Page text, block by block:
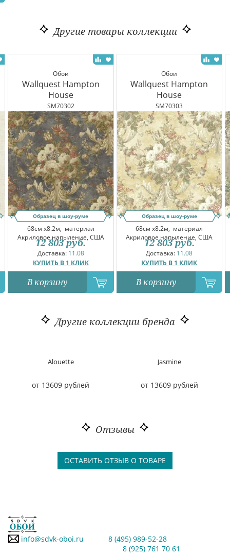
Другие товары коллекции
Обои
Wallquest Hampton
House
SM70302
Образец в шоу-руме
68см x8.2м, материал
Акриловое напыление, США
Доставка: 11.08
КУПИТЬ В 1 КЛИК
12 803 руб.
В корзину
Обои
Wallquest Hampton
House
SM70303
Образец в шоу-руме
68см x8.2м, материал
Акриловое напыление, США
Доставка: 11.08
КУПИТЬ В 1 КЛИК
12 803 руб.
В корзину
Другие коллекции бренда
Alouette
от 13609 рублей
Jasmine
от 13609 рублей
Отзывы
ОСТАВИТЬ ОТЗЫВ О ТОВАРЕ
info@sdvk-oboi.ru
8 (495) 989-52-28
8 (925) 761 70 61